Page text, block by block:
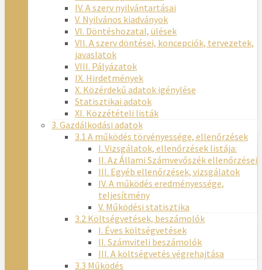
IV. A szerv nyilvántartásai
V. Nyilvános kiadványok
VI. Döntéshozatal, ülések
VII. A szerv döntései, koncepciók, tervezetek,
javaslatok
VIII. Pályázatok
IX. Hirdetmények
X. Közérdekű adatok igénylése
Statisztikai adatok
XI. Közzétételi listák
3. Gazdálkodási adatok
3.1 A működés törvényessége, ellenőrzések
I. Vizsgálatok, ellenőrzések listája:
II. Az Állami Számvevőszék ellenőrzései
III. Egyéb ellenőrzések, vizsgálatok
IV. A működés eredményessége,
teljesítmény
V. Működési statisztika
3.2 Költségvetések, beszámolók
I. Éves költségvetések
II. Számviteli beszámolók
III. A költségvetés végrehajtása
3.3 Működés